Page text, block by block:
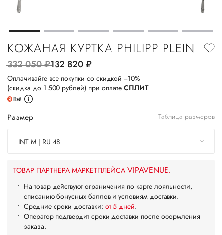
КОЖАНАЯ КУРТКА PHILIPP PLEIN
332 050руб.132 820руб.
Оплачивайте все покупки со скидкой −10%
(скидка до 1 500 рублей) при оплате СПЛИТ
Размер Таблица размеров
INT M | RU 48
ТОВАР ПАРТНЕРА МАРКЕТПЛЕЙСА VIPAVENUE.
На товар действуют ограничения по карте лояльности,
списанию бонусных баллов и условиям доставки.
Средние сроки доставки: от 5 дней.
Оператор подтвердит сроки доставки после оформления
заказа.